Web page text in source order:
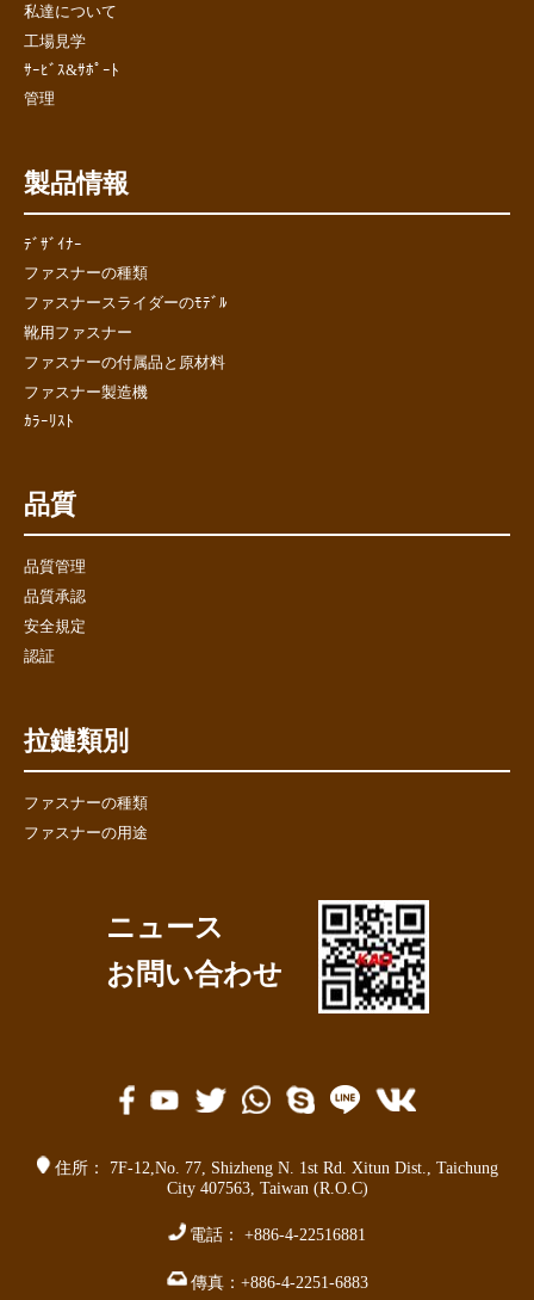
私達について
工場見学
ｻｰﾋﾞｽ&ｻﾎﾟｰﾄ
管理
製品情報
ﾃﾞｻﾞｲﾅｰ
ファスナーの種類
ファスナースライダーのﾓﾃﾞﾙ
靴用ファスナー
ファスナーの付属品と原材料
ファスナー製造機
ｶﾗｰﾘｽﾄ
品質
品質管理
品質承認
安全規定
認証
拉鏈類別
ファスナーの種類
ファスナーの用途
ニュース
お問い合わせ
住所： 7F-12,No. 77, Shizheng N. 1st Rd. Xitun Dist.
Taichung
City 407563, Taiwan (R.O.C)
電話： +886-4-22516881
傳真： +886-4-2251-6883